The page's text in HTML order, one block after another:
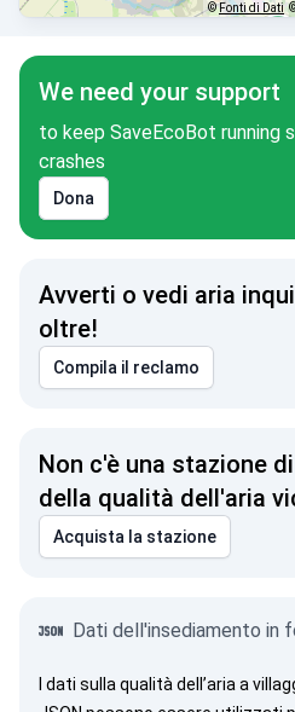
©Fonti di Dati
We need your support
to keep SaveEcoBot running
crashes
Dona
Avverti o vedi aria
oltre!
Compila il reclamo
Non c'è una stazione
della qualità dell'aria
Acquista la stazione
Dati dell'insediamento in
I dati sulla qualità dell’aria a